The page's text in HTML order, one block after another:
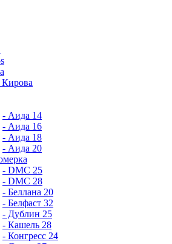
- Аида 14
- Аида 16
- Аида 18
- Аида 20
- DMC 25
- DMC 28
- Беллана 20
- Белфаст 32
- Дублин 25
- Кашель 28
- Конгресс 24